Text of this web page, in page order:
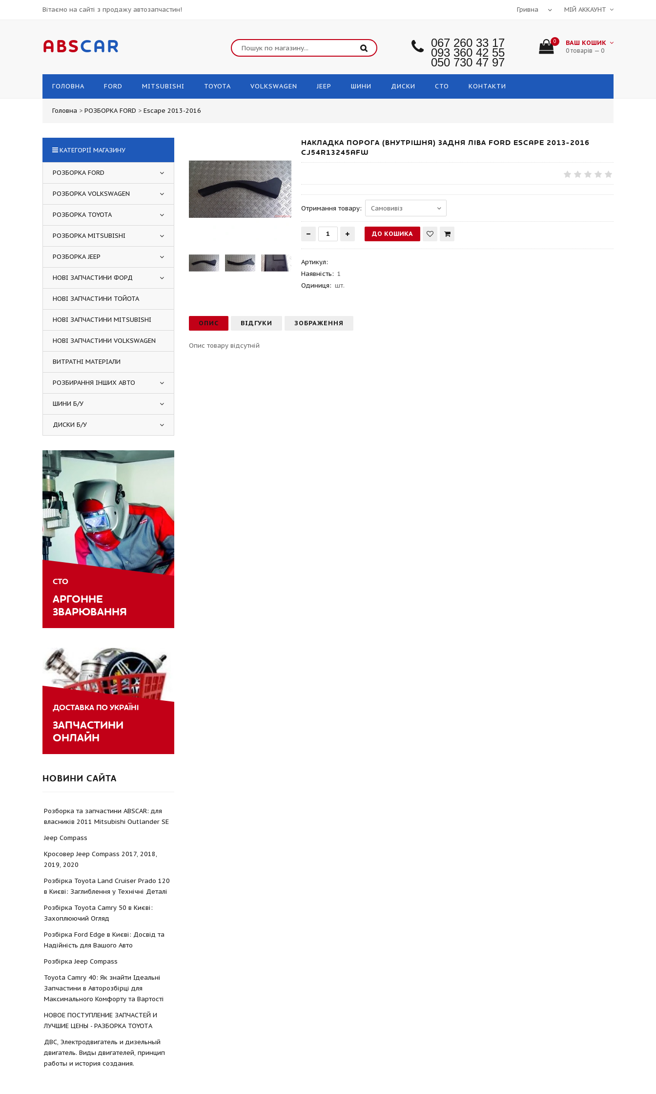
Вітаємо на сайті з продажу автозапчастин! МІЙ АККАУНТ
ABSCAR 067 260 33 17
093 360 42 55
050 730 47 97
0 ВАШ КОШИК
0 товарів — 0
ГОЛОВНА FORD MITSUBISHI TOYOTA VOLKSWAGEN JEEP ШИНИ ДИСКИ СТО КОНТАКТИ
Головна > РОЗБОРКА FORD > Escape 2013-2016
НАКЛАДКА ПОРОГА (ВНУТРІШНЯ) ЗАДНЯ ЛІВА FORD ESCAPE 2013-2016
CJ54R13245AFW
Отримання товару:
Артикул:
Наявність: 1
Одиниця: шт.
ОПИС ВІДГУКИ ЗОБРАЖЕННЯ
Опис товару відсутній
КАТЕГОРІЇ МАГАЗИНУ
РОЗБОРКА FORD
РОЗБОРКА VOLKSWAGEN
РОЗБОРКА TOYOTA
РОЗБОРКА MITSUBISHI
РОЗБОРКА JEEP
НОВІ ЗАПЧАСТИНИ ФОРД
НОВІ ЗАПЧАСТИНИ ТОЙОТА
НОВІ ЗАПЧАСТИНИ MITSUBISHI
НОВІ ЗАПЧАСТИНИ VOLKSWAGEN
ВИТРАТНІ МАТЕРІАЛИ
РОЗБИРАННЯ ІНШИХ АВТО
ШИНИ Б/У
ДИСКИ Б/У
СТО
АРГОННЕ
ЗВАРЮВАННЯ
ДОСТАВКА ПО УКРАЇНІ
ЗАПЧАСТИНИ
ОНЛАЙН
НОВИНИ САЙТА
Розборка та запчастини ABSCAR: для
власників 2011 Mitsubishi Outlander SE
Jeep Compass
Кросовер Jeep Compass 2017, 2018,
2019, 2020
Розбірка Toyota Land Cruiser Prado 120
в Києві: Заглиблення у Технічні Деталі
Розбірка Toyota Camry 50 в Києві:
Захоплюючий Огляд
Розбірка Ford Edge в Києві: Досвід та
Надійність для Вашого Авто
Розбірка Jeep Compass
Toyota Camry 40: Як знайти Ідеальні
Запчастини в Авторозбірці для
Максимального Комфорту та Вартості
НОВОЕ ПОСТУПЛЕНИЕ ЗАПЧАСТЕЙ И
ЛУЧШИЕ ЦЕНЫ - РАЗБОРКА TOYOTА
ДВС, Электродвигатель и дизельный
двигатель. Виды двигателей, принцип
работы и история создания.